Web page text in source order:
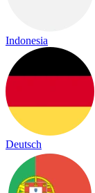
Indonesia
Deutsch